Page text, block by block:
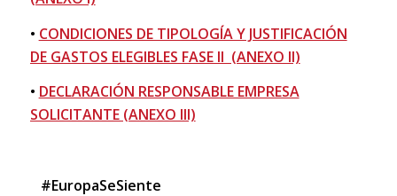
• CONDICIONES DE TIPOLOGÍA Y JUSTIFICACIÓN
DE GASTOS ELEGIBLES FASE II (ANEXO II)
• DECLARACIÓN RESPONSABLE EMPRESA
SOLICITANTE (ANEXO III)
#EuropaSeSiente